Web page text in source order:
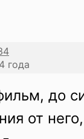
года
до
от